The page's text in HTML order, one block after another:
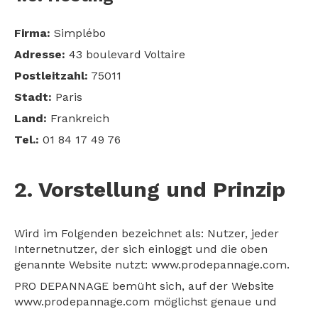
Firma: Simplébo
Adresse: 43 boulevard Voltaire
Postleitzahl: 75011
Stadt: Paris
Land: Frankreich
Tel.: 01 84 17 49 76
2. Vorstellung und Prinzip
Wird im Folgenden bezeichnet als: Nutzer, jeder
Internetnutzer, der sich einloggt und die oben
genannte Website nutzt: www.prodepannage.com.
PRO DEPANNAGE bemüht sich, auf der Website
www.prodepannage.com möglichst genaue und